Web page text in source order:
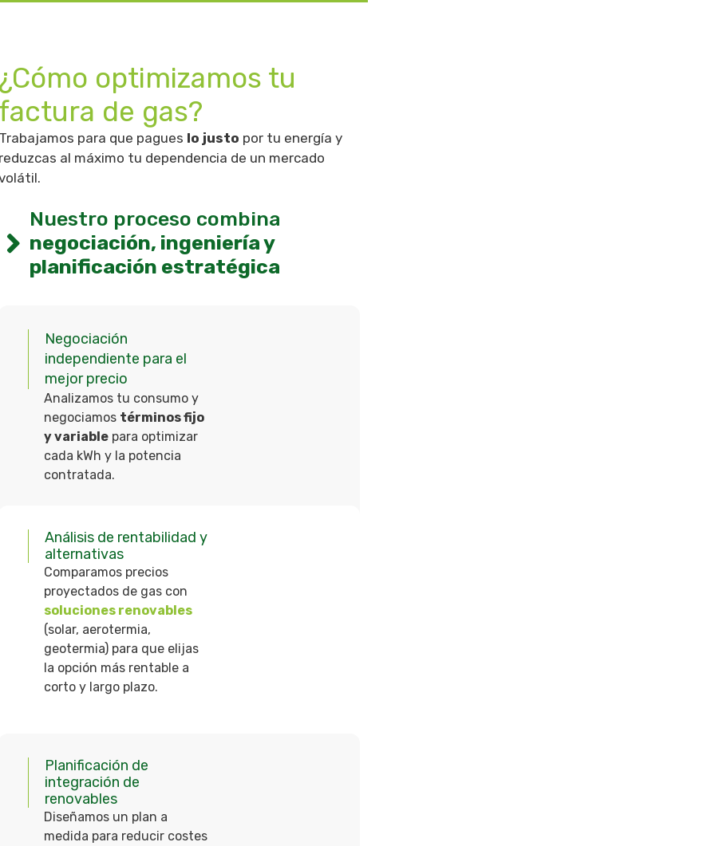
optimizamos tu
de gas?
para que pagues lo justo por tu energía y
al máximo tu dependencia de un mercado
Nuestro proceso combina
negociación, ingeniería y
planificación estratégica
Negociación
independiente para el
mejor precio
Analizamos tu consumo y
negociamos términos fijo
y variable para optimizar
cada kWh y la potencia
contratada.
Análisis de rentabilidad y
alternativas
Comparamos precios
proyectados de gas con
soluciones renovables
(solar, aerotermia,
geotermia) para que elijas
la opción más rentable a
corto y largo plazo.
Planificación de
integración de
renovables
Diseñamos un plan a
medida para reducir costes